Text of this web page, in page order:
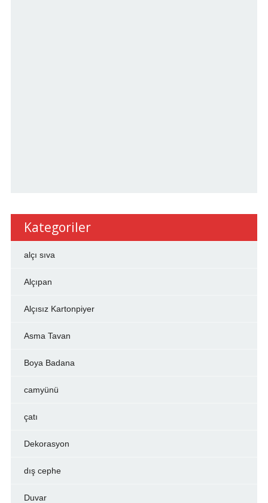
Kategoriler
alçı sıva
Alçıpan
Alçısız Kartonpiyer
Asma Tavan
Boya Badana
camyünü
çatı
Dekorasyon
dış cephe
Duvar